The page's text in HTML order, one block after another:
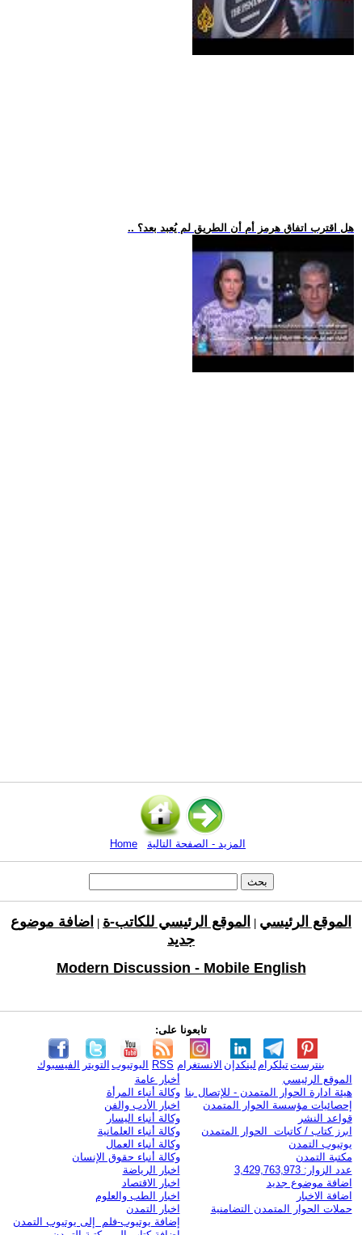
.. هل اقترب اتفاق هرمز أم أن الطريق لم يُعبد بعد؟
Home المزيد - الصفحة التالية
الموقع الرئيسي الموقع الرئيسي للكاتب-ة
اضافة موضوع
جديد
Modern Discussion - Mobile English
تابعونا على:
الفيسبوك التويتر اليوتيوب RSS الانستغرام لينكدإن تيلكرامبنترست
الموقع الرئيسي
هيئة ادارة الحوار المتمدن - للإتصال بنا
إحصائيات مؤسسة الحوار المتمدن
قواعد النشر
ابرز كتاب / كاتبات الحوار المتمدن
يوتيوب التمدن
مكتبة التمدن
عدد الزوار: 3,429,763,973
اضافة موضوع جديد
اضافة الاخبار
حملات الحوار المتمدن التضامنية
أخبار عامة
وكالة أنباء المرأة
اخبار الأدب والفن
وكالة أنباء اليسار
وكالة أنباء العلمانية
وكالة أنباء العمال
وكالة أنباء حقوق الإنسان
اخبار الرياضة
اخبار الاقتصاد
اخبار الطب والعلوم
اخبار التمدن
إضافة يوتيوب-فلم إلى يوتيوب التمدن